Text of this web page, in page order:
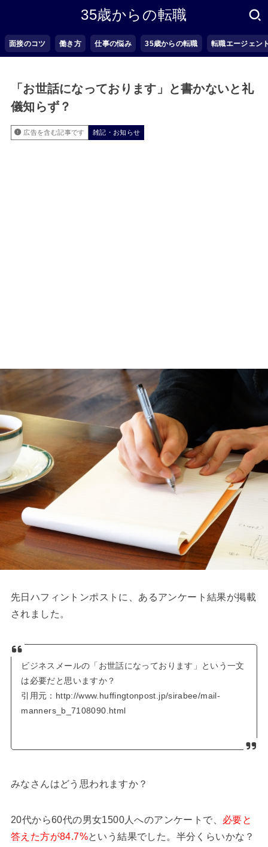
35歳からの転職
面接のコツ 働き方 仕事の悩み 35歳からの転職 転職エージェン
「お世話になっております」と書かないと礼
儀知らず？
広告を含む記事です 雑記・お知らせ
先日ハフィントンポストに、あるアンケート結果が掲載
されました。
ビジネスメールの「お世話になっております」という一文
は必要だと思いますか？
引用元：http://www.huffingtonpost.jp/sirabee/mail-
manners_b_7108090.html
みなさんはどう思われますか？
20代から60代の男女1500人へのアンケートで、 必要と
答えた方が84.7%という結果でした。半分くらいかな？